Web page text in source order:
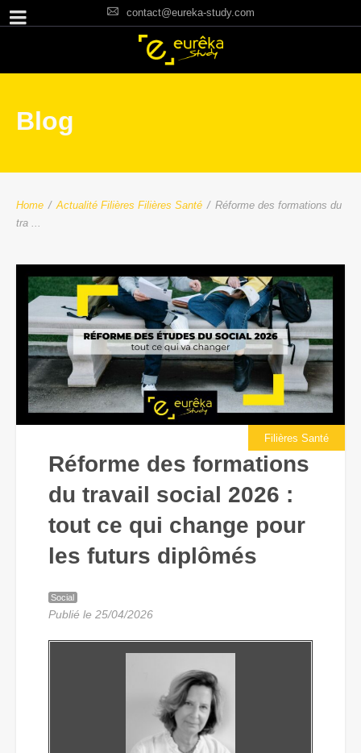
contact@eureka-study.com
Blog
Home / Actualité Filières Filières Santé / Réforme des formations du
tra ...
Filières Santé
Réforme des formations
du travail social 2026 :
tout ce qui change pour
les futurs diplômés
Social
Publié le 25/04/2026